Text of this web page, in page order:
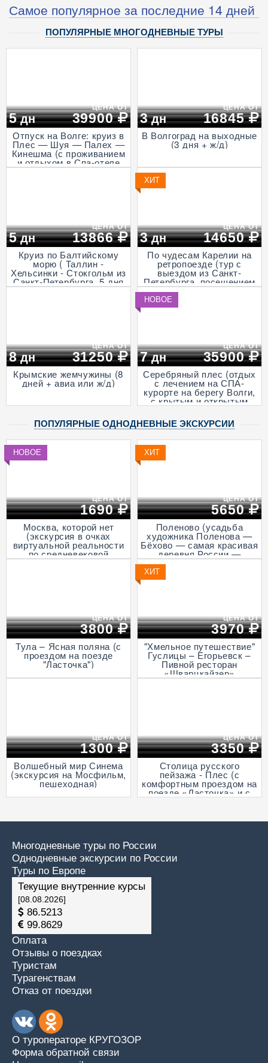
Самое популярное за последние 14 дней
ПОПУЛЯРНЫЕ МНОГОДНЕВНЫЕ ТУРЫ
5дн
ЦЕНА ОТ
39900
Отпуск на Волге: круиз в
Плес — Шуя — Палех —
Кинешма (с проживанием
и отдыхом в Спа-отеле
Волга, проезд на
3дн
ЦЕНА ОТ
16845
В Волгоград на выходные
(3 дня + ж/д)
5дн
ЦЕНА ОТ
13866
Круиз по Балтийскому
морю ( Таллин -
Хельсинки - Стокгольм из
Санкт-Петербурга, 5 дня
+ ж/д)
ХИТ
3дн
ЦЕНА ОТ
14650
По чудесам Карелии на
ретропоезде (тур с
выездом из Санкт-
Петербурга, посещением
музея живой истории и
деревни викингов -
"Бастiонъ", экскурсией в
апрель - октябрь)
8дн
ЦЕНА ОТ
31250
Крымские жемчужины (8
дней + авиа или ж/д)
НОВОЕ
7дн
ЦЕНА ОТ
35900
Серебряный плес (отдых
с лечением на СПА-
курорте на берегу Волги,
с крытым и открытым
бассейнами и
анимационными
программами, 7 дней + ж/
д)
ПОПУЛЯРНЫЕ ОДНОДНЕВНЫЕ ЭКСКУРСИИ
НОВОЕ
ЦЕНА ОТ
1690
Москва, которой нет
(экскурсия в очках
виртуальной реальности
по средневековой
столице, пешеходная)
ХИТ
ЦЕНА ОТ
5650
Поленово (усадьба
художника Поленова —
Бёхово — самая красивая
деревня России —
Итальянская ротонда в
Подмоклово, с прогулкой
на теплоходе по Оке)
ЦЕНА ОТ
3800
Тула – Ясная поляна (с
проездом на поезде
"Ласточка")
ХИТ
ЦЕНА ОТ
3970
"Хмельное путешествие"
Гуслицы – Егорьевск –
Пивной ресторан
«Шварцкайзер»
ЦЕНА ОТ
1300
Волшебный мир Синема
(экскурсия на Мосфильм,
пешеходная)
ЦЕНА ОТ
3350
Столица русского
пейзажа - Плес (с
комфортным проездом на
поезде «Ласточка» и с
прогулкой на теплоходе
Многодневные туры по России
Однодневные экскурсии по России
Туры по Европе
Текущие внутренние курсы
[08.08.2026]
86.5213
99.8629
Оплата
Отзывы о поездках
Туристам
Турагенствам
Отказ от поездки
О туроператоре КРУГОЗОР
Форма обратной связи